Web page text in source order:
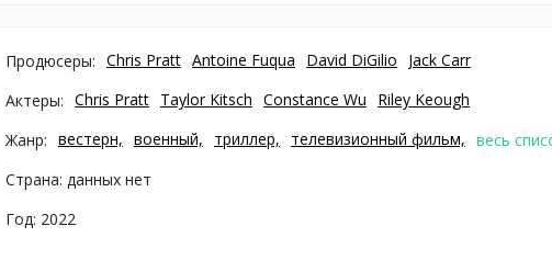
Продюсеры: Chris Pratt Antoine Fuqua David DiGilio
Jack Carr
Актеры: Chris Pratt Taylor Kitsch Constance Wu
Riley Keough
Жанр: вестерн, военный, триллер, телевизионный фильм, весь
Страна: данных нет
Год: 2022